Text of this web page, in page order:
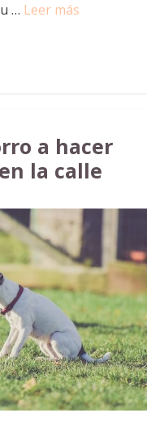
… Leer más
a hacer
la calle